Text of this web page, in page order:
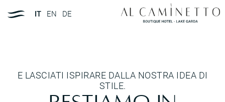
IT EN DE
E LASCIATI ISPIRARE DALLA NOSTRA IDEA DI
STILE.